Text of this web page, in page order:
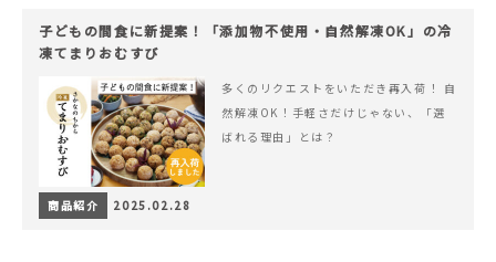
子どもの間食に新提案！「添加物不使用・自然解凍OK」の冷
凍てまりおむすび
多くのリクエストをいただき再入荷！ 自
然解凍OK！手軽さだけじゃない、「選
ばれる理由」とは？
商品紹介 2025.02.28